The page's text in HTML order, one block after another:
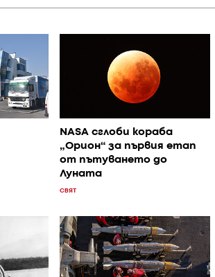
NASA сглоби кораба
„Орион“ за първия етап
от пътуването до
Луната
СВЯТ